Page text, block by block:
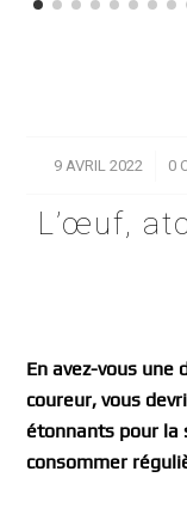
9 AVRIL 2022
/ 0
L’œuf,
En avez-vous une
coureur, vous
étonnants pour la
consommer